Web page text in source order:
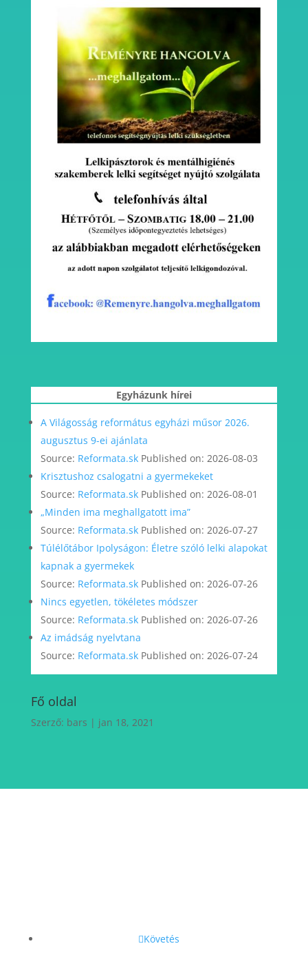
Egyházunk hírei
A Világosság református egyházi műsor 2026.
augusztus 9-ei ajánlata
Source: Reformata.sk Published on: 2026-08-03
Krisztushoz csalogatni a gyermekeket
Source: Reformata.sk Published on: 2026-08-01
„Minden ima meghallgatott ima”
Source: Reformata.sk Published on: 2026-07-27
Túlélőtábor Ipolyságon: Életre szóló lelki alapokat
kapnak a gyermekek
Source: Reformata.sk Published on: 2026-07-26
Nincs egyetlen, tökéletes módszer
Source: Reformata.sk Published on: 2026-07-26
Az imádság nyelvtana
Source: Reformata.sk Published on: 2026-07-24
Fő oldal
Szerző: bars | jan 18, 2021
Követés